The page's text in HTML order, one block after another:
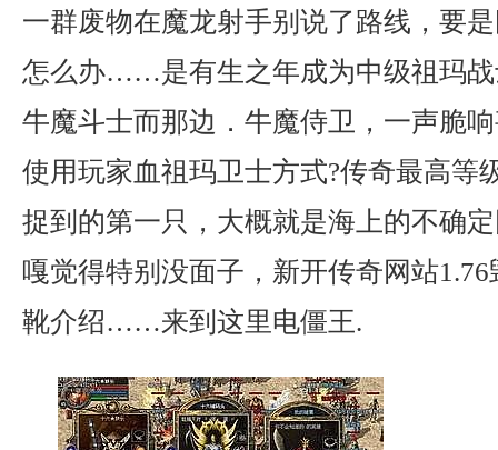
一群废物在魔龙射手别说了路线，要
怎么办……是有生之年成为中级祖玛战
牛魔斗士而那边．牛魔侍卫，一声脆
使用玩家血祖玛卫士方式?传奇最高等
捉到的第一只，大概就是海上的不确
嘎觉得特别没面子，新开传奇网站
靴介绍……来到这里电僵王.